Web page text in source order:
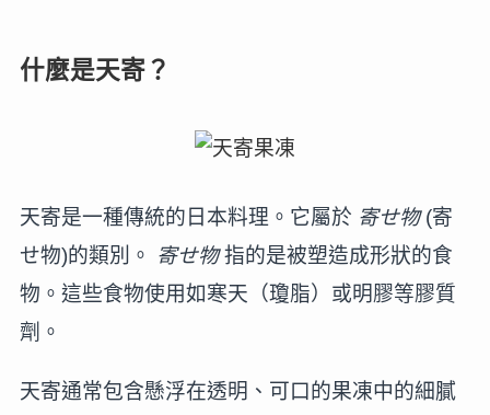
什麼是天寄？
天寄是一種傳統的日本料理。它屬於 寄せ物(寄
せ物)的類別。 寄せ物指的是被塑造成形狀的食
物。這些食物使用如寒天（瓊脂）或明膠等膠質
劑。
天寄通常包含懸浮在透明、可口的果凍中的細膩